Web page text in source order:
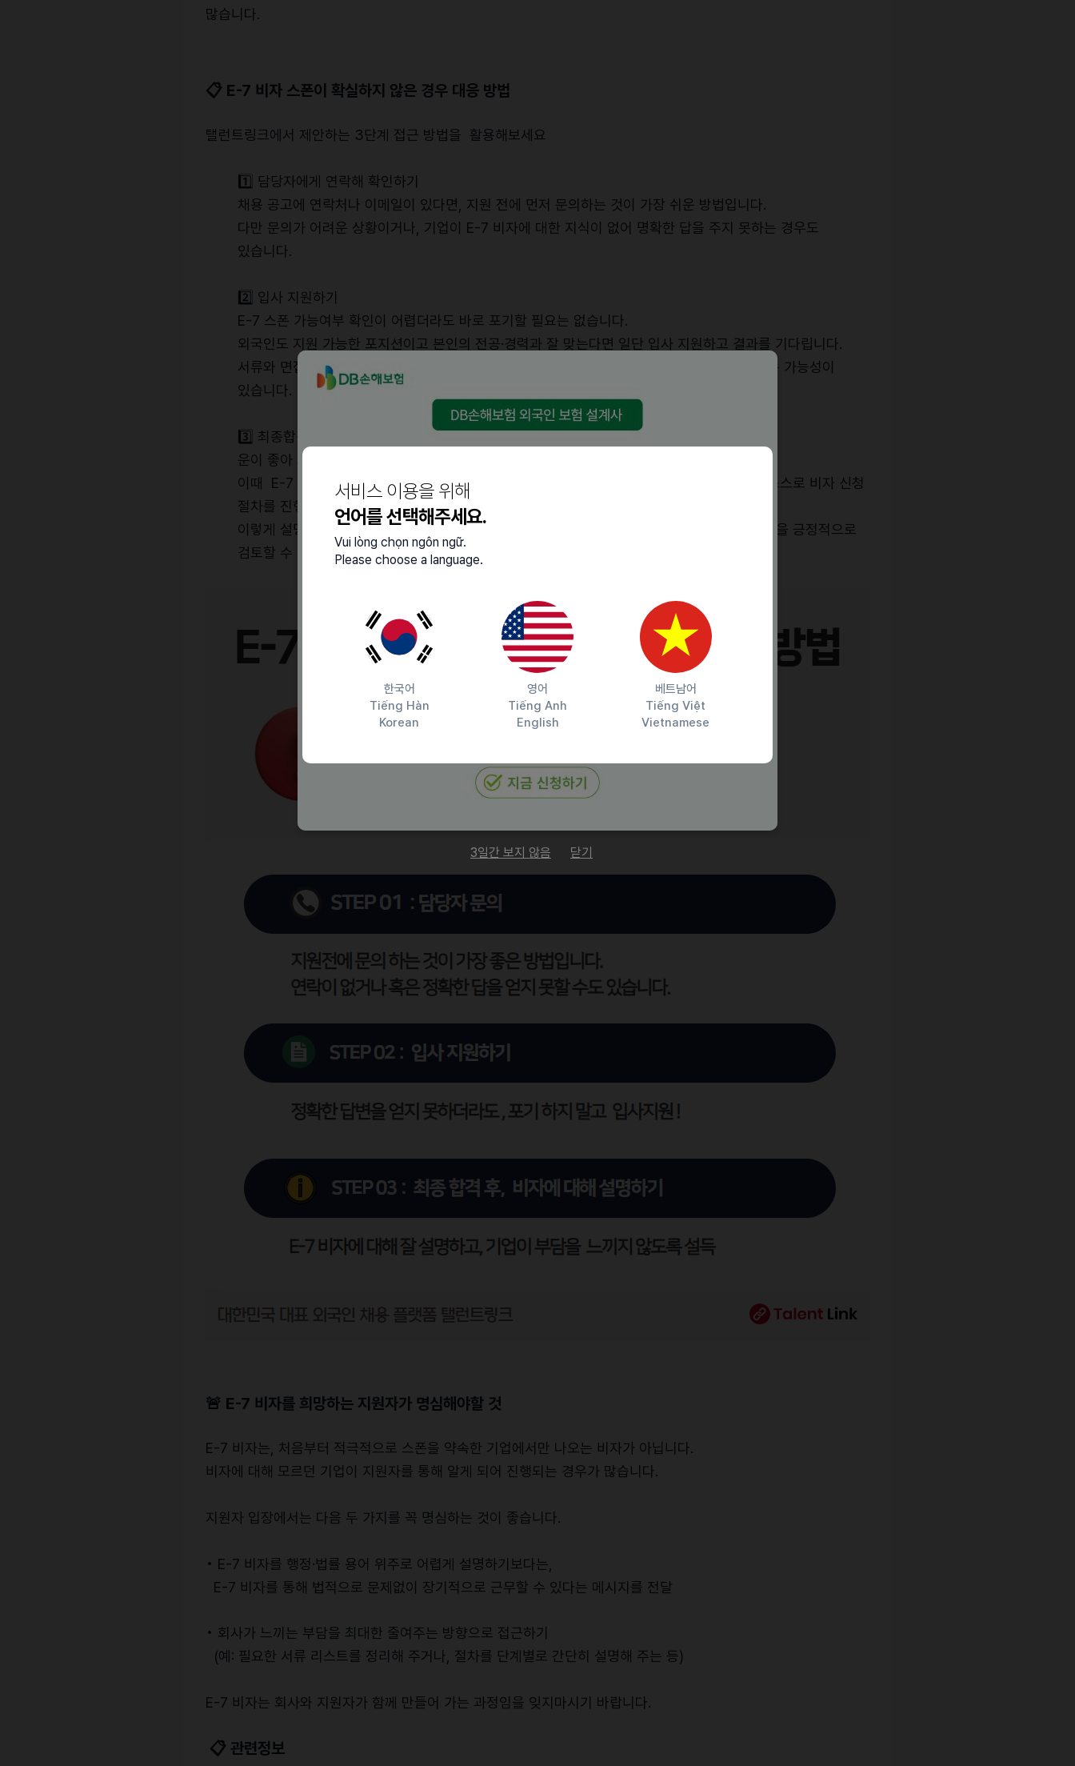
서비스 이용을 위해
언어를 선택해주세요.
Vui lòng chọn ngôn ngữ.
Please choose a language.
한국어
Tiếng Hàn
Korean
영어
Tiếng Anh
English
베트남어
Tiếng Việt
Vietnamese
많습니다.
📋 E-7 비자 스폰이 확실하지 않은 경우 대응 방법
탤런트링크에서 제안하는 3단계 접근 방법을 활용해보세요
1️⃣ 담당자에게 연락해 확인하기
채용 공고에 연락처나 이메일이 있다면, 지원 전에 먼저 문의하는 것이 가장 쉬운 방법입니다.
다만 문의가 어려운 상황이거나, 기업이 E-7 비자에 대한 지식이 없어 명확한 답을 주지 못하는 경우도
있습니다.
2️⃣ 입사 지원하기
E-7 스폰 가능여부 확인이 어렵더라도 바로 포기할 필요는 없습니다.
외국인도 지원 가능한 포지션이고 본인의 전공·경력과 잘 맞는다면 일단 입사 지원하고 결과를 기다립니다.
서류와 면접에서 충분히 경쟁력이 있다면, 오히려 합격 이후에 비자 문제를 함께 논의할 수 있는 가능성이
있습니다.
3️⃣ 최종합격시, E-7 비자를 설명할 기회 만들기
운이 좋아 최종 합격하게 된다면, 이때부터가 중요합니다.
이때 E-7 비자는 특정 직무·요건을 충족하면 가능하다는 점, 고용 계약서가 있으면 지원자가 스스로 비자 신청
절차를 진행할 수 있다는 점을 강조합니다.
이렇게 설명하면 기업은 복잡한 절차를 회사가 직접 해야한다는 부담감을 덜 느끼고, 비자 지원을 긍정적으로
검토할 수 있습니다.
🚨 E-7 비자를 희망하는 지원자가 명심해야할 것
E-7 비자는, 처음부터 적극적으로 스폰을 약속한 기업에서만 나오는 비자가 아닙니다.
비자에 대해 모르던 기업이 지원자를 통해 알게 되어 진행되는 경우가 많습니다.
지원자 입장에서는 다음 두 가지를 꼭 명심하는 것이 좋습니다.
• E-7 비자를 행정·법률 용어 위주로 어렵게 설명하기보다는,
E-7 비자를 통해 법적으로 문제없이 장기적으로 근무할 수 있다는 메시지를 전달
• 회사가 느끼는 부담을 최대한 줄여주는 방향으로 접근하기
(예: 필요한 서류 리스트를 정리해 주거나, 절차를 단계별로 간단히 설명해 주는 등)
E-7 비자는 회사와 지원자가 함께 만들어 가는 과정임을 잊지마시기 바랍니다.
📋 관련정보
3일간 보지 않음 닫기